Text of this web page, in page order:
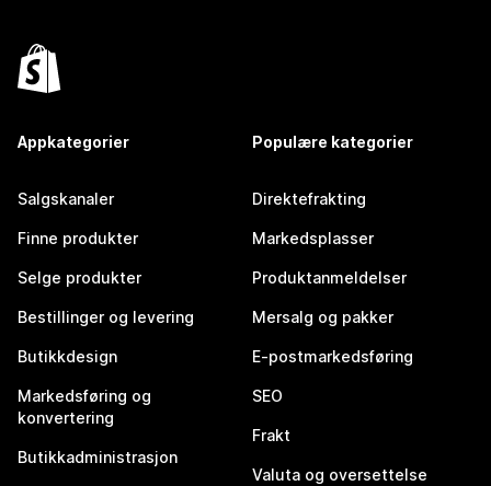
Appkategorier
Salgskanaler
Finne produkter
Selge produkter
Bestillinger og levering
Butikkdesign
Markedsføring og
konvertering
Butikkadministrasjon
Populære kategorier
Direktefrakting
Markedsplasser
Produktanmeldelser
Mersalg og pakker
E-postmarkedsføring
SEO
Frakt
Valuta og oversettelse